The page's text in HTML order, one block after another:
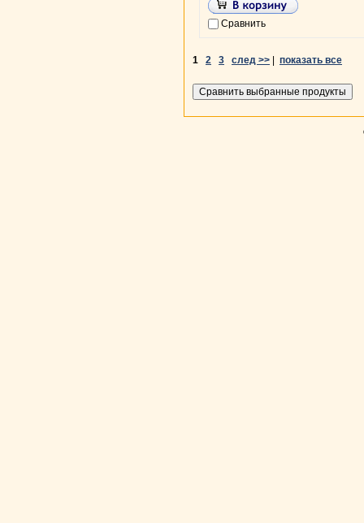
Сравнить
1 2 3 след >> показать все